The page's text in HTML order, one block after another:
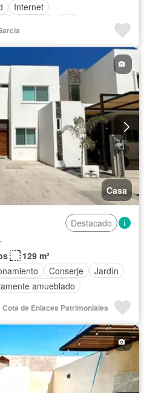
Internet
Casa
Destacado
129 m²
Conserje
Jardín
amueblado
de Enlaces Patrimoniales